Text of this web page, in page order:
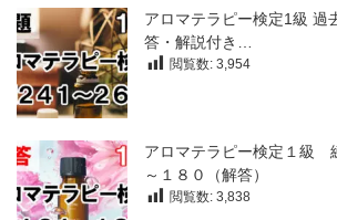
アロマテラピー検定1級 過
答・解説付き…
閲覧数: 3,954
アロマテラピー検定１級
～１８０（解答）
閲覧数: 3,838